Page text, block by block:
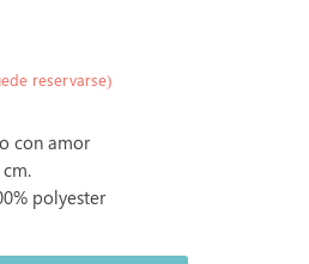
reservarse)
con amor
polyester